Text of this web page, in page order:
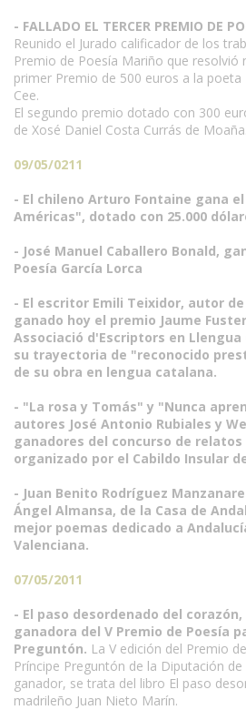
- FALLADO EL TERCER PREMIO DE
Reunido el Jurado calificador de los
Premio de Poesía Mariño que resolvió
primer Premio de 500 euros a la
Cee.
El segundo premio dotado con 300
de Xosé Daniel Costa Currás de Moaña.
09/05/0211
- El chileno Arturo Fontaine gana
Américas", dotado con 25.000
- José Manuel Caballero Bonald,
Poesía García Lorca
- El escritor Emili Teixidor, autor
ganado hoy el premio Jaume
Associació d'Escriptors en Llengua
su trayectoria de "reconocido
de su obra en lengua catalana.
- "La rosa y Tomás" y "Nunca
autores José Antonio Rubiales y
ganadores del concurso de
organizado por el Cabildo Insular
- Juan Benito Rodríguez
Ángel Almansa, de la Casa de
mejor poemas dedicado a
Valenciana.
07/05/2011
- El paso desordenado del
ganadora del V Premio de Poesía
Preguntón. La V edición del Premio
Príncipe Preguntón de la Diputación
ganador, se trata del libro El paso
madrileño Juan Nieto Marín.